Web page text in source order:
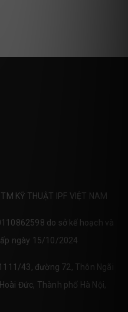
KỸ THUẬT IPF VIỆT NAM
do sở kế hoạch và
ngày 15/10/2024
43, đường 72, Thôn Ngãi
Đức, Thành phố Hà Nội,